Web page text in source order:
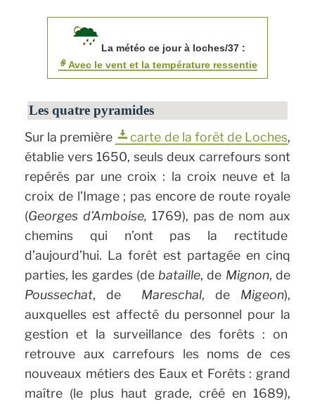
La météo ce jour à loches/37 :
Avec le vent et la température ressentie
Les quatre pyramides
Sur la première
carte de la forêt de Loches,
établie vers 1650, seuls deux carrefours sont
repérés par une croix : la croix neuve et la
croix de l’Image ; pas encore de route royale
(Georges d’Amboise, 1769), pas de nom aux
chemins qui n’ont pas la rectitude
d’aujourd’hui. La forêt est partagée en cinq
parties, les gardes (de bataille, de Mignon, de
Poussechat, de Mareschal, de Migeon),
auxquelles est affecté du personnel pour la
gestion et la surveillance des forêts : on
retrouve aux carrefours les noms de ces
nouveaux métiers des Eaux et Forêts : grand
maître (le plus haut grade, créé en 1689),